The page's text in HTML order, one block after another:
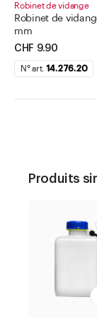
Robinet de vidange
Robinet de
mm
CHF 9.90
N° art. 14.276.20
Produits